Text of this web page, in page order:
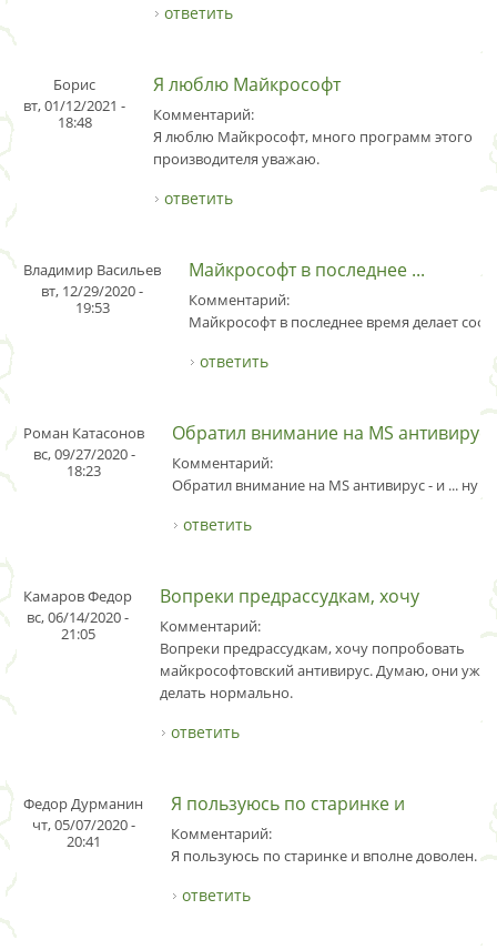
ответить
Борис
вт, 01/12/2021 -
18:48
Я люблю Майкрософт
Комментарий:
Я люблю Майкрософт, много программ этого
производителя уважаю.
ответить
Владимир Васильев
вт, 12/29/2020 -
19:53
Майкрософт в последнее ...
Комментарий:
Майкрософт в последнее время делает
ответить
Роман Катасонов
вс, 09/27/2020 -
18:23
Обратил внимание на MS антивирус
Комментарий:
Обратил внимание на MS антивирус - и ... ну
ответить
Камаров Федор
вс, 06/14/2020 -
21:05
Вопреки предрассудкам, хочу
Комментарий:
Вопреки предрассудкам, хочу попробовать
майкрософтовский антивирус. Думаю, они уже
делать нормально.
ответить
Федор Дурманин
чт, 05/07/2020 -
20:41
Я пользуюсь по cтapинкe и
Комментарий:
Я пользуюсь по cтapинкe и вполне доволен.
ответить